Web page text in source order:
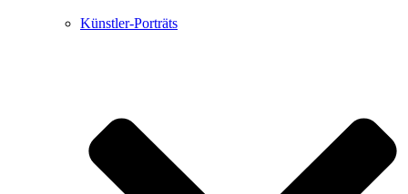
Künstler-Porträts